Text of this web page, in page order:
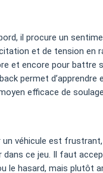
il procure un
et de tension en
et encore pour battre
permet d’apprendre
efficace de
véhicule est
ce jeu. Il faut
le hasard, mais plutôt